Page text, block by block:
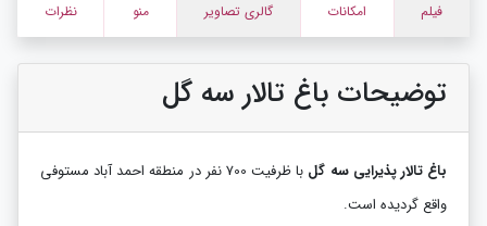
فیلم امکانات گالری تصاویر منو نظرات
توضیحات باغ تالار سه گل
باغ تالار پذیرایی سه گل
با ظرفیت 700 نفر در منطقه احمد آباد مستوفی
واقع گردیده است.